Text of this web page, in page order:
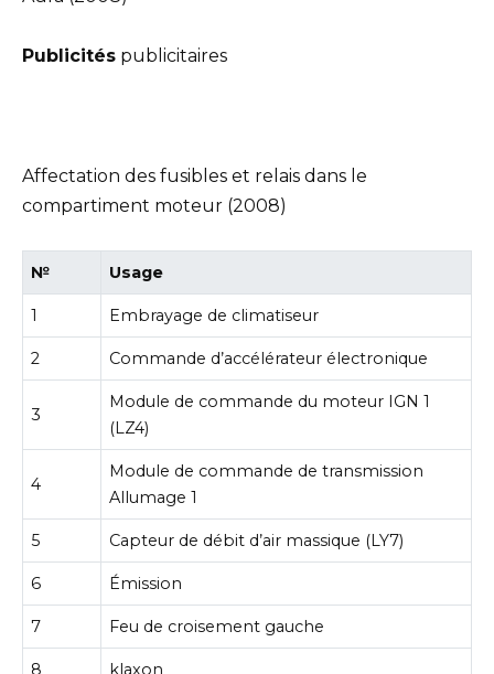
Publicités publicitaires
Affectation des fusibles et relais dans le
compartiment moteur (2008)
№ Usage
1 Embrayage de climatiseur
2 Commande d’accélérateur électronique
3
Module de commande du moteur IGN 1
(LZ4)
4
Module de commande de transmission
Allumage 1
5 Capteur de débit d’air massique (LY7)
6 Émission
7 Feu de croisement gauche
8 klaxon